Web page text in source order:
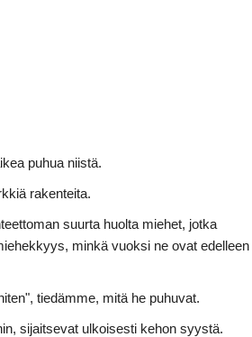
puhua niistä.
rakenteita.
suurta huolta miehet, jotka
minkä vuoksi ne ovat edelleen
tiedämme, mitä he puhuvat.
sijaitsevat ulkoisesti kehon syystä.